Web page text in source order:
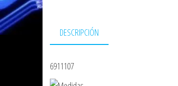
DESCRIPCIÓN
6911107